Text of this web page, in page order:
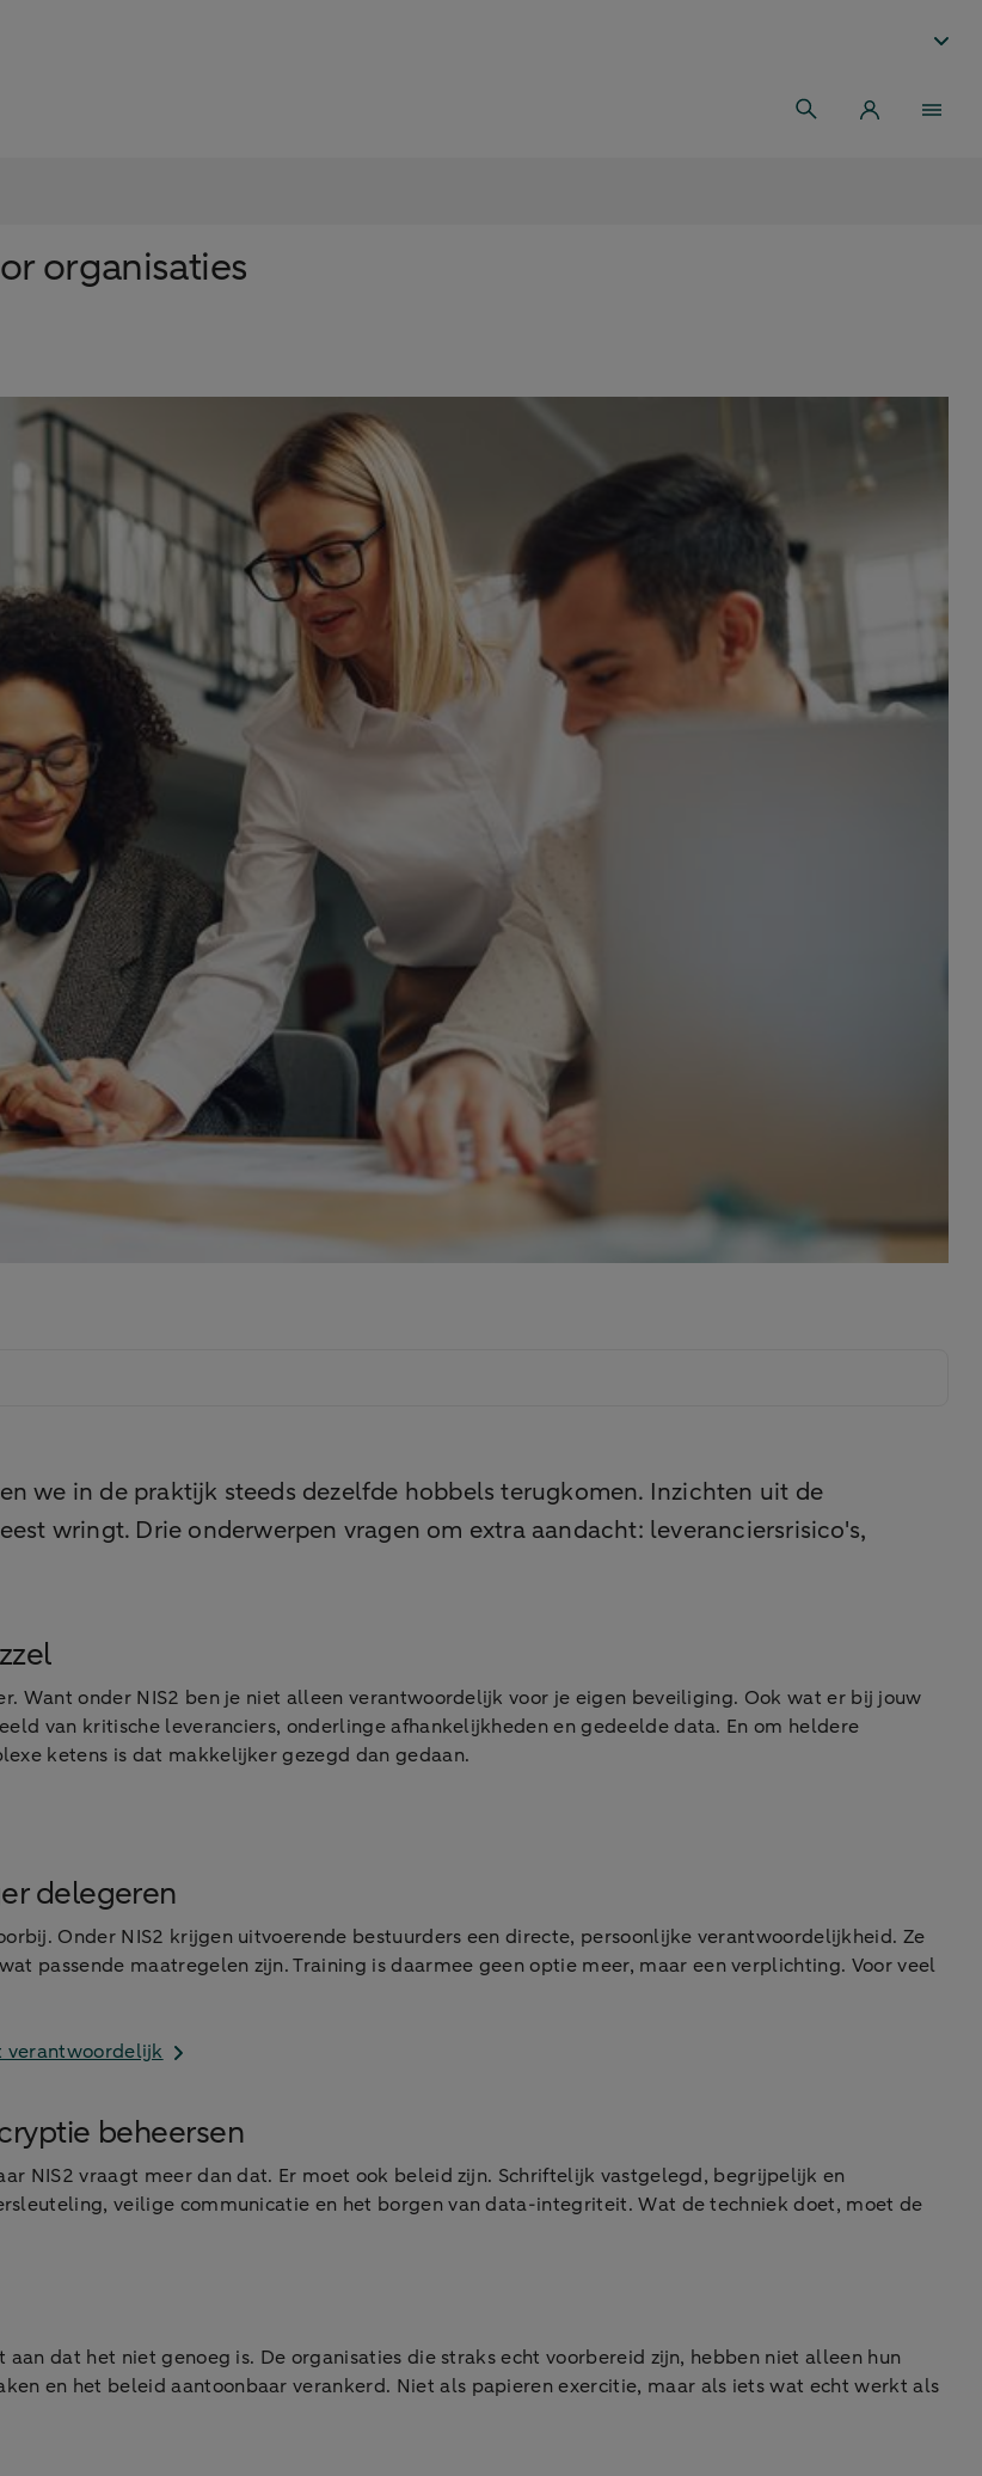
organisaties
we in de praktijk steeds dezelfde hobbels terugkomen. Inzichten uit de
wringt. Drie onderwerpen vragen om extra aandacht: leveranciersrisico's,
Want onder NIS2 ben je niet alleen verantwoordelijk voor je eigen beveiliging. Ook wat er bij jouw
van kritische leveranciers, onderlinge afhankelijkheden en gedeelde data. En om heldere
ketens is dat makkelijker gezegd dan gedaan.
delegeren
Onder NIS2 krijgen uitvoerende bestuurders een directe, persoonlijke verantwoordelijkheid. Ze
passende maatregelen zijn. Training is daarmee geen optie meer, maar een verplichting. Voor veel
verantwoordelijk
beheersen
NIS2 vraagt meer dan dat. Er moet ook beleid zijn. Schriftelijk vastgelegd, begrijpelijk en
veilige communicatie en het borgen van data-integriteit. Wat de techniek doet, moet de
dat het niet genoeg is. De organisaties die straks echt voorbereid zijn, hebben niet alleen hun
en het beleid aantoonbaar verankerd. Niet als papieren exercitie, maar als iets wat echt werkt als